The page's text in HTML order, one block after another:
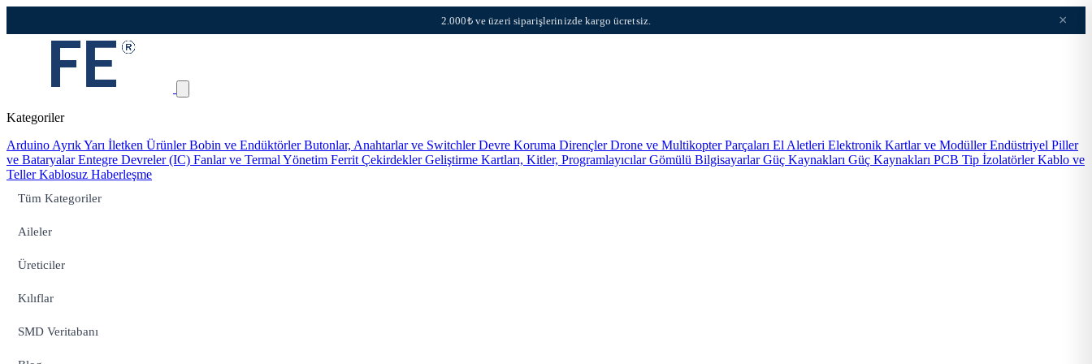
2.000₺ ve üzeri siparişlerinizde kargo ücretsiz. ×
Kategoriler
Arduino Ayrık Yarı İletken ÜrünlerBobin ve EndüktörlerButonlar, Anahtarlar ve SwitchlerDevre Koruma DirençlerDrone ve Multikopter Parçaları El Aletleri Elektronik Kartlar ve ModüllerEndüstriyel Piller
ve BataryalarEntegre Devreler (IC) Fanlar ve Termal Yönetim Ferrit ÇekirdeklerGeliştirme Kartları, Kitler, ProgramlayıcılarGömülü BilgisayarlarGüç Kaynakları Güç Kaynakları PCB Tip İzolatörlerKablo ve
TellerKablosuz Haberleşme
Tüm Kategoriler
Aileler
Üreticiler
Kılıflar
SMD Veritabanı